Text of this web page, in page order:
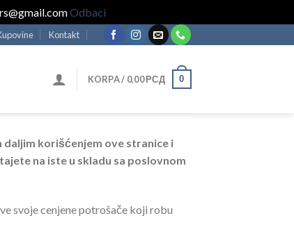
Odbaci
Kontakt
KORPA / 0,00РСД 0
korišćenjem ove stranice i
na iste u skladu sa poslovnom
svoje cenjene potrošače koji robu